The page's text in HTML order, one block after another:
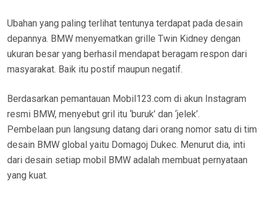
Ubahan yang paling terlihat tentunya terdapat pada desain
depannya. BMW menyematkan grille Twin Kidney dengan
ukuran besar yang berhasil mendapat beragam respon dari
masyarakat. Baik itu postif maupun negatif.
Berdasarkan pemantauan Mobil123.com di akun Instagram
resmi BMW, menyebut gril itu ‘buruk’ dan ‘jelek’.
Pembelaan pun langsung datang dari orang nomor satu di tim
desain BMW global yaitu Domagoj Dukec. Menurut dia, inti
dari desain setiap mobil BMW adalah membuat pernyataan
yang kuat.